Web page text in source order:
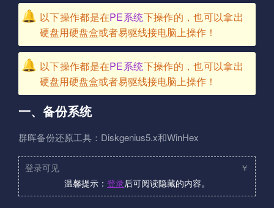
以下操作都是在PE系统下操作的，也可以拿出
硬盘用硬盘盒或者易驱线接电脑上操作！
以下操作都是在PE系统下操作的，也可以拿出
硬盘用硬盘盒或者易驱线接电脑上操作！
一、备份系统
群晖备份还原工具：Diskgenius5.x和WinHex
温馨提示： 登录后可阅读隐藏的内容。
登录可见 ￥